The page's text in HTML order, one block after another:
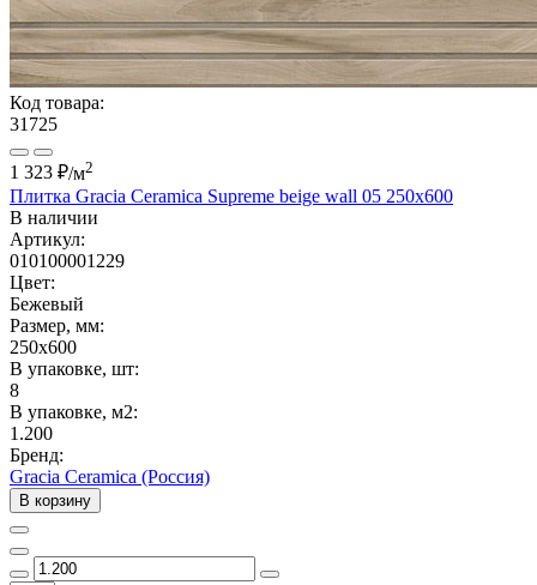
Код товара:
31725
1 323 ₽/м2
Плитка Gracia Ceramica Supreme beige wall 05 250х600
В наличии
Артикул:
010100001229
Цвет:
Бежевый
Размер, мм:
250x600
В упаковке, шт:
8
В упаковке, м2:
1.200
Бренд:
Gracia Ceramica (Россия)
В корзину